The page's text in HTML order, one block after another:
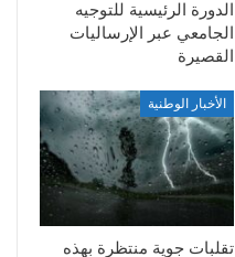
الدورة الرئيسية للتوجيه
الجامعي عبر الإرساليات
القصيرة
الأخبار الوطنية
تقلبات جوية منتظرة بهذه